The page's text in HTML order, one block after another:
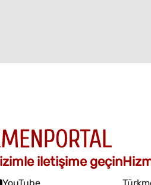
iletişime geçin